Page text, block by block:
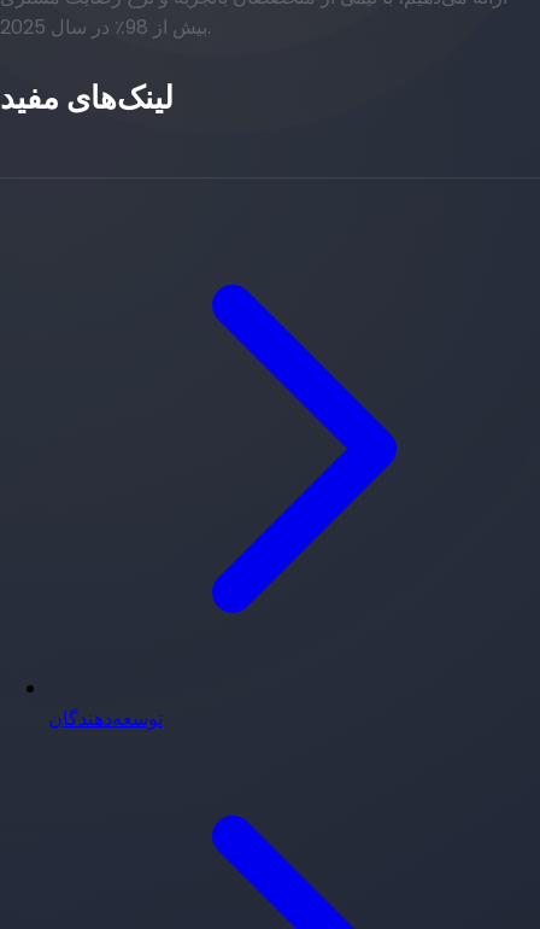
بیش از 98٪ در سال 2025.
لینک‌های مفید
توسعه‌دهندگان